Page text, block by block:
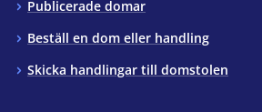
Publicerade domar
Beställ en dom eller handling
Skicka handlingar till domstolen